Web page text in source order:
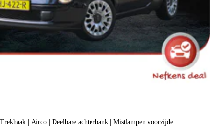
| Airco | Deelbare achterbank | Mistlampen voorzijde